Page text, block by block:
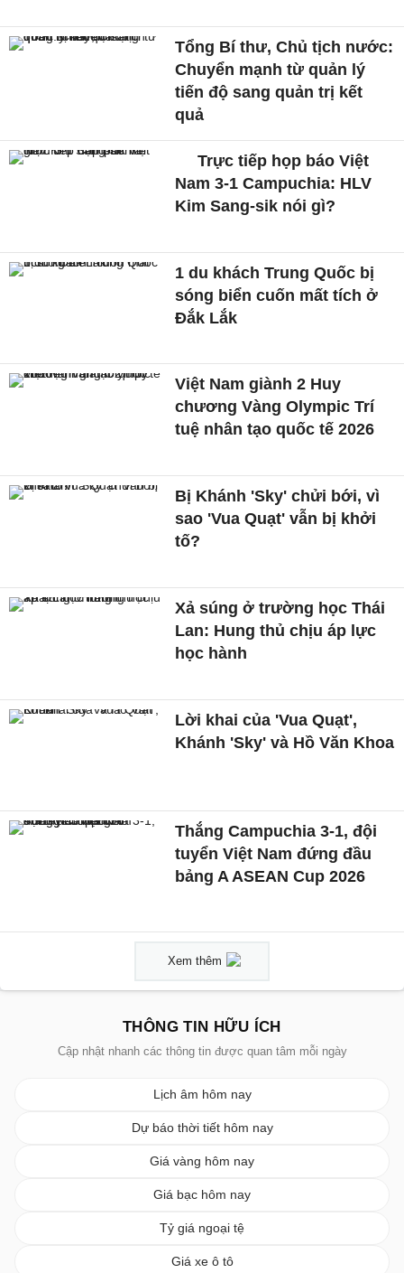
Tổng Bí thư, Chủ tịch nước:
Chuyển mạnh từ quản lý
tiến độ sang quản trị kết
quả
Trực tiếp họp báo Việt
Nam 3-1 Campuchia: HLV
Kim Sang-sik nói gì?
1 du khách Trung Quốc bị
sóng biển cuốn mất tích ở
Đắk Lắk
Việt Nam giành 2 Huy
chương Vàng Olympic Trí
tuệ nhân tạo quốc tế 2026
Bị Khánh 'Sky' chửi bới, vì
sao 'Vua Quạt' vẫn bị khởi
tố?
Xả súng ở trường học Thái
Lan: Hung thủ chịu áp lực
học hành
Lời khai của 'Vua Quạt',
Khánh 'Sky' và Hồ Văn Khoa
Thắng Campuchia 3-1, đội
tuyển Việt Nam đứng đầu
bảng A ASEAN Cup 2026
Xem thêm
THÔNG TIN HỮU ÍCH
Cập nhật nhanh các thông tin được quan tâm mỗi ngày
Lịch âm hôm nay
Dự báo thời tiết hôm nay
Giá vàng hôm nay
Giá bạc hôm nay
Tỷ giá ngoại tệ
Giá xe ô tô